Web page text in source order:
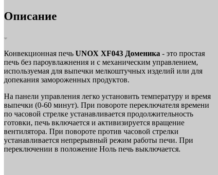
Описание
Конвекционная печь UNOX XF043 Доменика - это простая
печь без пароувлажнения и с механическим управлением,
используемая для выпечки мелкоштучных изделий или для
допекания замороженных продуктов.
На панели управления легко установить температуру и время
выпечки (0-60 минут). При повороте переключателя времени
по часовой стрелке устанавливается продолжительность
готовки, печь включается и активизируется вращение
вентилятора. При повороте против часовой стрелки
устанавливается непрерывный режим работы печи. При
переключении в положение Ноль печь выключается.